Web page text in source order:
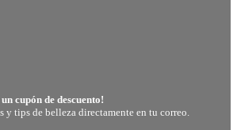
cupón de descuento!
y tips de belleza directamente en tu correo.